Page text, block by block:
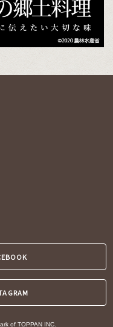
of TOPPAN INC.